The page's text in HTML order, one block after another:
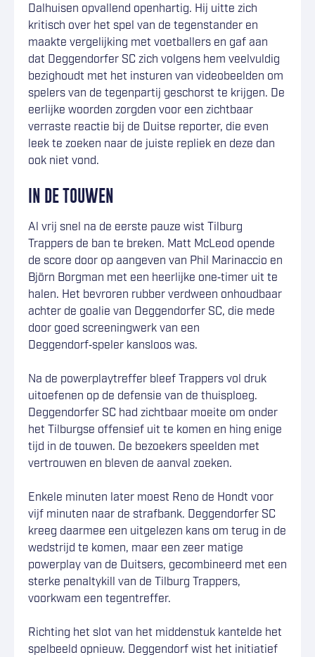
Dalhuisen opvallend openhartig. Hij uitte zich
kritisch over het spel van de tegenstander en
maakte vergelijking met voetballers en gaf aan
dat Deggendorfer SC zich volgens hem veelvuldig
bezighoudt met het insturen van videobeelden om
spelers van de tegenpartij geschorst te krijgen. De
eerlijke woorden zorgden voor een zichtbaar
verraste reactie bij de Duitse reporter, die even
leek te zoeken naar de juiste repliek en deze dan
ook niet vond.
IN DE TOUWEN
Al vrij snel na de eerste pauze wist Tilburg
Trappers de ban te breken. Matt McLeod opende
de score door op aangeven van Phil Marinaccio en
Björn Borgman met een heerlijke one‑timer uit te
halen. Het bevroren rubber verdween onhoudbaar
achter de goalie van Deggendorfer SC, die mede
door goed screeningwerk van een
Deggendorf‑speler kansloos was.
Na de powerplaytreffer bleef Trappers vol druk
uitoefenen op de defensie van de thuisploeg.
Deggendorfer SC had zichtbaar moeite om onder
het Tilburgse offensief uit te komen en hing enige
tijd in de touwen. De bezoekers speelden met
vertrouwen en bleven de aanval zoeken.
Enkele minuten later moest Reno de Hondt voor
vijf minuten naar de strafbank. Deggendorfer SC
kreeg daarmee een uitgelezen kans om terug in de
wedstrijd te komen, maar een zeer matige
powerplay van de Duitsers, gecombineerd met een
sterke penaltykill van de Tilburg Trappers,
voorkwam een tegentreffer.
Richting het slot van het middenstuk kantelde het
spelbeeld opnieuw. Deggendorf wist het initiatief